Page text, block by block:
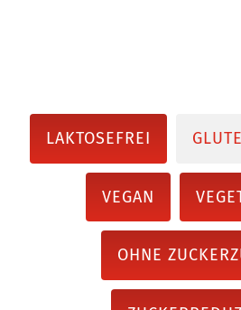
LAKTOSEFREI
VEGAN
OHNE